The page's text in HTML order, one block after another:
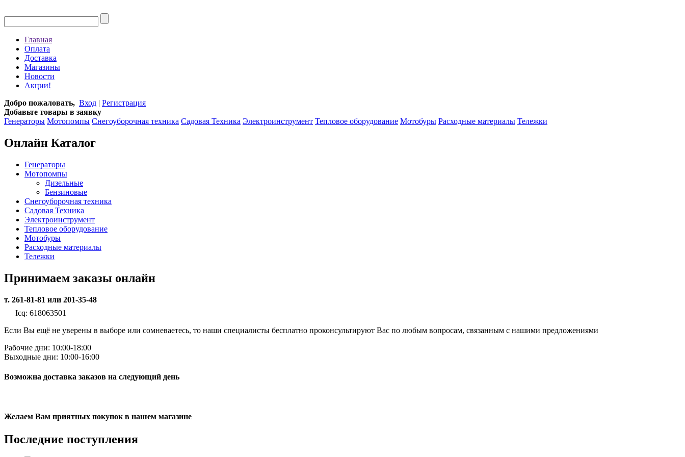
Главная
Оплата
Доставка
Магазины
Новости
Акции!
Добро пожаловать, Вход | Регистрация
Добавьте товары в заявку
Генераторы Мотопомпы Снегоуборочная техника Садовая Техника Электроинструмент Тепловое оборудование Мотобуры Расходные материалы Тележки
Онлайн Каталог
Генераторы
Мотопомпы
Дизельные
Бензиновые
Снегоуборочная техника
Садовая Техника
Электроинструмент
Тепловое оборудование
Мотобуры
Расходные материалы
Тележки
Принимаем заказы онлайн
т. 261-81-81 или 201-35-48
Icq: 618063501
Если Вы ещё не уверены в выборе или сомневаетесь, то наши специалисты бесплатно проконсультируют Вас по любым вопросам, связанным с нашими предложениями
Рабочие дни: 10:00-18:00
Выходные дни: 10:00-16:00
Возможна доставка заказов на следующий день
Желаем Вам приятных покупок в нашем магазине
Последние поступления